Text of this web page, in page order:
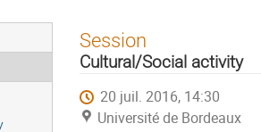
Session
Cultural/Social activity
20 juil. 2016, 14:30
Université de Bordeaux